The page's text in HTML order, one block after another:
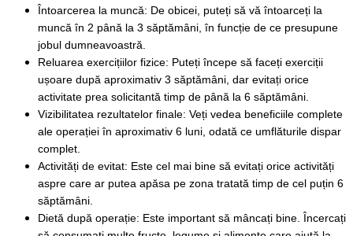
Întoarcerea la muncă: De obicei, puteți să vă întoarceți la
muncă în 2 până la 3 săptămâni, în funcție de ce presupune
jobul dumneavoastră.
Reluarea exercițiilor fizice: Puteți începe să faceți exerciții
ușoare după aproximativ 3 săptămâni, dar evitați orice
activitate prea solicitantă timp de până la 6 săptămâni.
Vizibilitatea rezultatelor finale: Veți vedea beneficiile complete
ale operației în aproximativ 6 luni, odată ce umflăturile dispar
complet.
Activități de evitat: Este cel mai bine să evitați orice activități
aspre care ar putea apăsa pe zona tratată timp de cel puțin 6
săptămâni.
Dietă după operație: Este important să mâncați bine. Încercați